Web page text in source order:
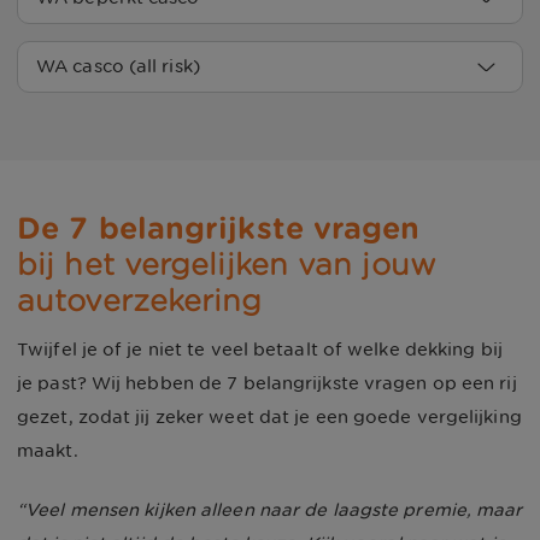
4​ ZERO € 21,50/mnd
6​ Avéro Achmea € 24,61/mnd
Verzekeraars
2​ a.s.r. € 18,89/mnd
3​ Bovemij
4​ Allianz Direct
5​ ZERO € 25,41/mnd
WA casco (all risk)
1​ a.s.r. € 24,48/mnd
2​ Avéro Achmea
3​ Bovemij € 30,32/mnd
De 7 belangrijkste vragen
bij het vergelijken van jouw
autoverzekering
Twijfel je of je niet te veel betaalt of welke dekking bij
je past? Wij hebben de 7 belangrijkste vragen op een rij
gezet, zodat jij zeker weet dat je een goede vergelijking
maakt.
Veel mensen kijken alleen naar de laagste premie, maar